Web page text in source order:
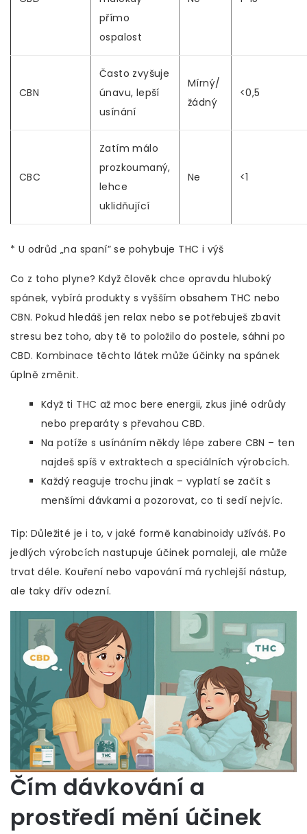
přímo
ospalost
CBN
Často zvyšuje
únavu, lepší
usínání
Mírný/
žádný
<0,5
CBC
Zatím málo
prozkoumaný,
lehce
uklidňující
Ne <1
* U odrůd „na spaní” se pohybuje THC i výš
Co z toho plyne? Když člověk chce opravdu hluboký
spánek, vybírá produkty s vyšším obsahem THC nebo
CBN. Pokud hledáš jen relax nebo se potřebuješ zbavit
stresu bez toho, aby tě to položilo do postele, sáhni po
CBD. Kombinace těchto látek může účinky na spánek
úplně změnit.
Když ti THC až moc bere energii, zkus jiné odrůdy
nebo preparáty s převahou CBD.
Na potíže s usínáním někdy lépe zabere CBN – ten
najdeš spíš v extraktech a speciálních výrobcích.
Každý reaguje trochu jinak – vyplatí se začít s
menšími dávkami a pozorovat, co ti sedí nejvíc.
Tip: Důležité je i to, v jaké formě kanabinoidy užíváš. Po
jedlých výrobcích nastupuje účinek pomaleji, ale může
trvat déle. Kouření nebo vapování má rychlejší nástup,
ale taky dřív odezní.
Čím dávkování a
prostředí mění účinek